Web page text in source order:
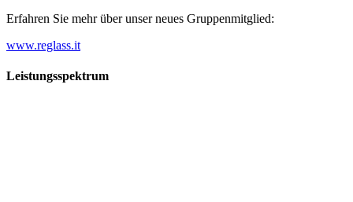
Erfahren Sie mehr über unser neues Gruppenmitglied:
www.reglass.it
Leistungsspektrum